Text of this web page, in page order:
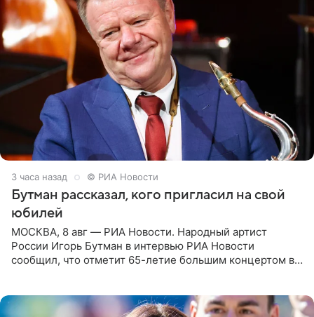
3 часа назад © РИА Новости
Бутман рассказал, кого пригласил на свой
юбилей
МОСКВА, 8 авг — РИА Новости. Народный артист
России Игорь Бутман в интервью РИА Новости
сообщил, что отметит 65-летие большим концертом в